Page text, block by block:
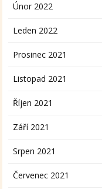
Únor 2022
Leden 2022
Prosinec 2021
Listopad 2021
Říjen 2021
Září 2021
Srpen 2021
Červenec 2021